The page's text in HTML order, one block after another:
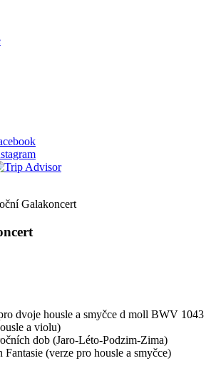
Galakoncert
dvoje housle a smyčce d moll BWV 1043
a violu)
dob (Jaro-Léto-Podzim-Zima)
Fantasie (verze pro housle a smyčce)